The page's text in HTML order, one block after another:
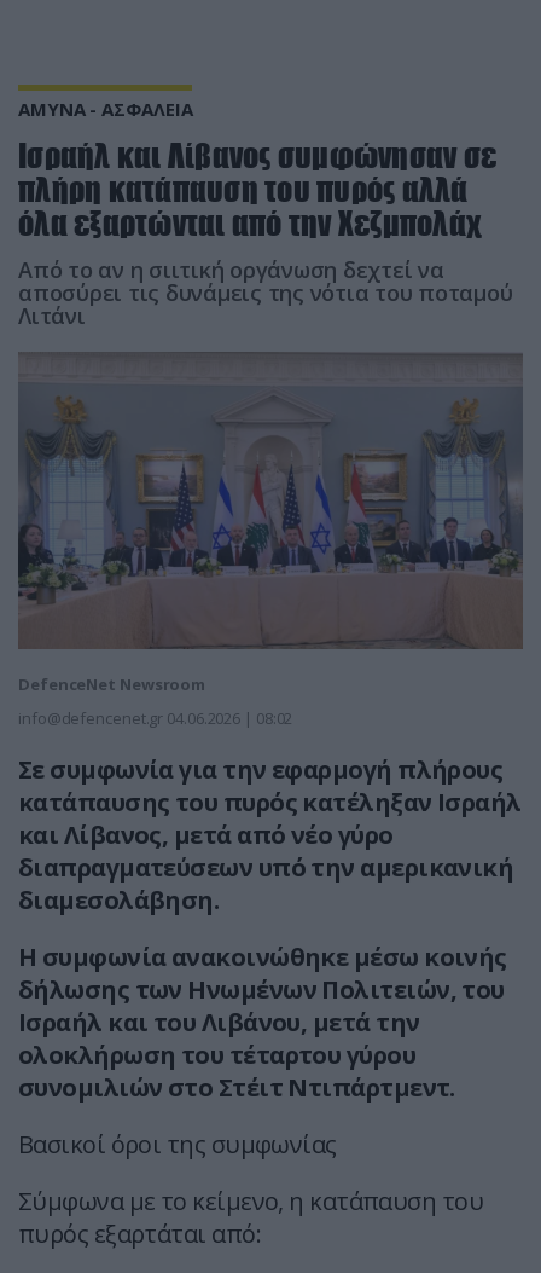
ΑΜΥΝΑ - ΑΣΦΑΛΕΙΑ
Ισραήλ και Λίβανος συμφώνησαν σε
πλήρη κατάπαυση του πυρός αλλά
όλα εξαρτώνται από την Χεζμπολάχ
Από το αν η σιιτική οργάνωση δεχτεί να
αποσύρει τις δυνάμεις της νότια του ποταμού
Λιτάνι
DefenceNet Newsroom
info@defencenet.gr 04.06.2026 | 08:02
Σε συμφωνία για την εφαρμογή πλήρους
κατάπαυσης του πυρός κατέληξαν Ισραήλ
και Λίβανος, μετά από νέο γύρο
διαπραγματεύσεων υπό την αμερικανική
διαμεσολάβηση.
Η συμφωνία ανακοινώθηκε μέσω κοινής
δήλωσης των Ηνωμένων Πολιτειών, του
Ισραήλ και του Λιβάνου, μετά την
ολοκλήρωση του τέταρτου γύρου
συνομιλιών στο Στέιτ Ντιπάρτμεντ.
Βασικοί όροι της συμφωνίας
Σύμφωνα με το κείμενο, η κατάπαυση του
πυρός εξαρτάται από: